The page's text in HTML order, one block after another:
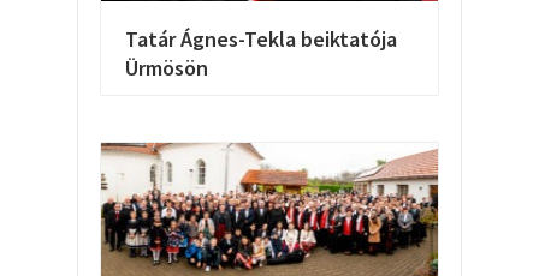
Tatár Ágnes-Tekla beiktatója
Ürmösön